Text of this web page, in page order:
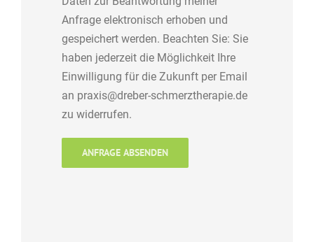
Anfrage elektronisch erhoben und
gespeichert werden. Beachten Sie: Sie
haben jederzeit die Möglichkeit Ihre
Einwilligung für die Zukunft per Email
an praxis@dreber-schmerztherapie.de
zu widerrufen.